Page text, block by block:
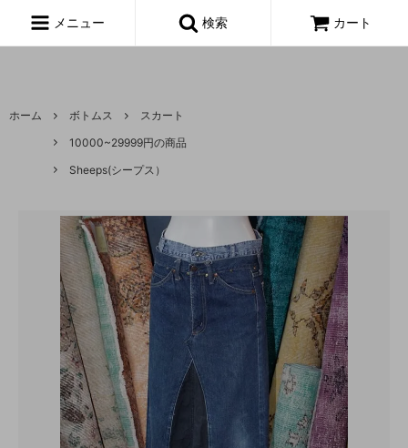
着,made in usa,アメーバ,
メニュー 検索 カート
ホーム ボトムス
スカート
10000~29999円の商品
Sheeps(シープス）